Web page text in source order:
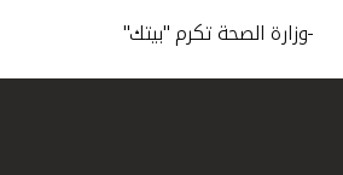
-وزارة الصحة تكرم "بيتك"